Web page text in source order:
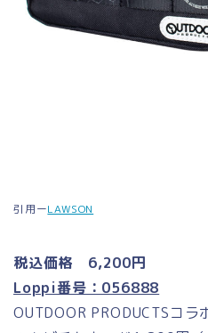
引用ーLAWSON
税込価格 6,200円
Loppi番号：056888
OUTDOOR PRODUCTSコ